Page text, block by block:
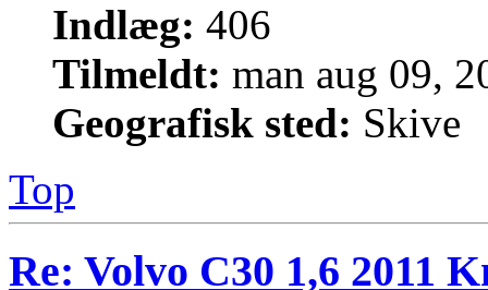
Indlæg: 406
Tilmeldt: man aug 09,
Geografisk sted: Skive
Top
Re: Volvo C30 1,6 2011